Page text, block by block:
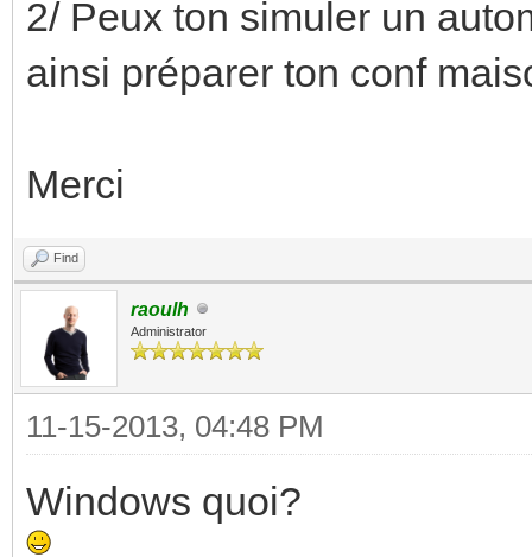
2/ Peux ton simuler un
ainsi préparer ton conf
Merci
Find
raoulh
Administrator
11-15-2013, 04:48 PM
Windows quoi?